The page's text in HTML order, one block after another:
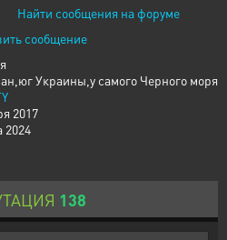
Найти сообщения на форуме
сообщение
Украины,у самого Черного моря
2017
2024
138